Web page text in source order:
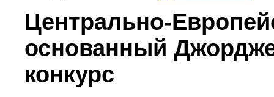
Центрально-
основанный
конкурс